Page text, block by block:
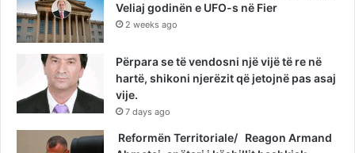
Veliaj godinën e UFO-s në Fier
2 weeks ago
Përpara se të vendosni një vijë të re në
hartë, shikoni njerëzit që jetojnë pas asaj
vije.
7 days ago
Reformën Territoriale/ Reagon Armand